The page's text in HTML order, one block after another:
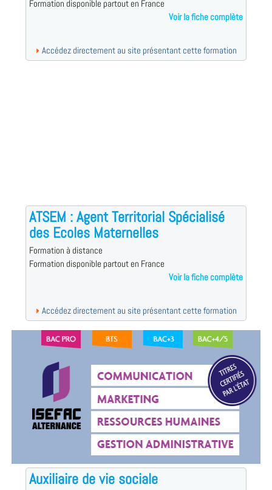
Formation disponible partout en France
Voir la fiche complète
Accédez directement au site présentant cette formation
ATSEM : Agent Territorial Spécialisé
des Ecoles Maternelles
Formation à distance
Formation disponible partout en France
Voir la fiche complète
Accédez directement au site présentant cette formation
Auxiliaire de vie sociale